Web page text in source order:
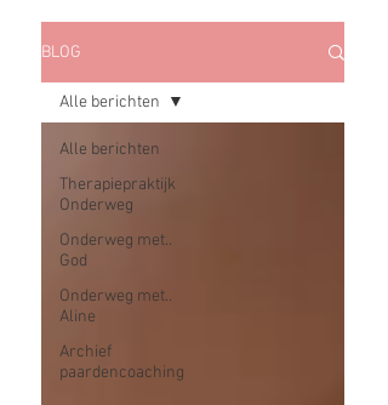
BLOG
Alle berichten
Therapiepraktijk
Onderweg
Onderweg met..
God
Onderweg met..
Aline
Archief
paardencoaching
Alle berichten